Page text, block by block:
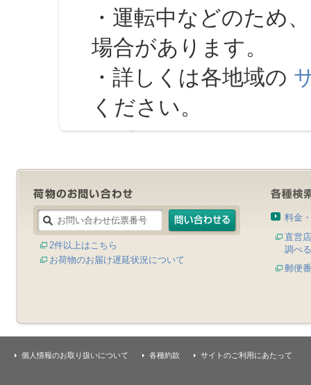
・運転中などのため
場合があります。
・詳しくは各地域の
ください。
2件以上はこちら
お荷物のお届け遅延状況について
料金
直営
調べる
郵便
個人情報のお取り扱いについて 各種約款 サイトのご利用にあたって